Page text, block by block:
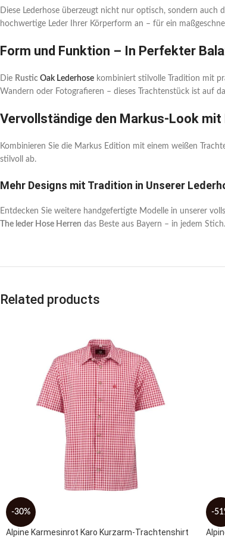
Diese Lederhose überzeugt nicht nur optisch, sondern auch
hochwertige Leder Ihrer Körperform an – für ein
Form und Funktion – In Perfekter
Die Rustic Oak Lederhose kombiniert stilvolle Tradition mit
Wandern oder Fotografieren – dieses Trachtenstück ist auf
Vervollständige den Markus-Look
Kombinieren Sie die Markus Edition mit einem weißen
stilvoll ab.
Mehr Designs mit Tradition in Unserer
Entdecken Sie weitere handgefertigte Modelle in unserer
The leder Hose Herren das Beste aus Bayern – in jedem Stich.
Related products
-30%
Alpine Karmesinrot Karo Kurzarm-Trachtenshirt
-